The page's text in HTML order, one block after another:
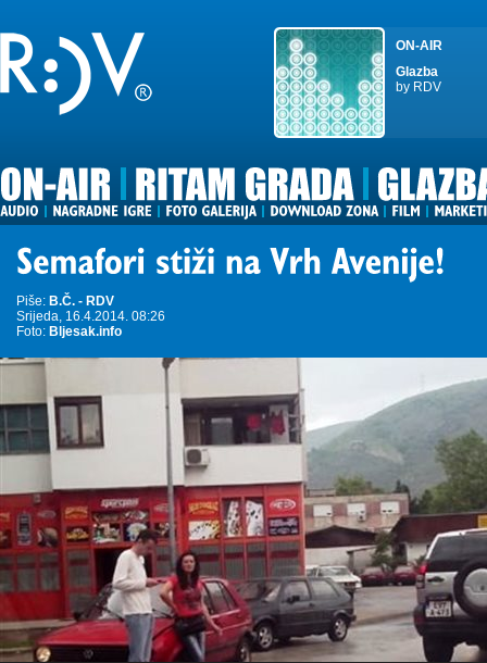
ON-AIR
Glazba
by RDV
Piše: B.Č. - RDV
Srijeda, 16.4.2014. 08:26
Foto: Bljesak.info